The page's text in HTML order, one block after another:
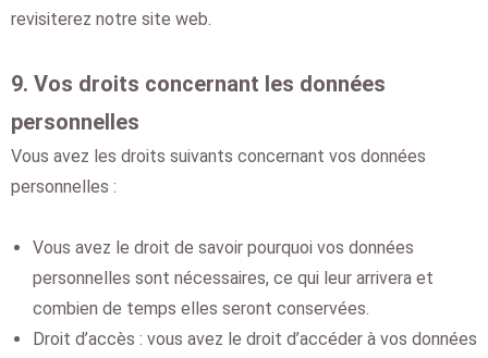
revisiterez notre site web.
9. Vos droits concernant les données
personnelles
Vous avez les droits suivants concernant vos données
personnelles :
Vous avez le droit de savoir pourquoi vos données
personnelles sont nécessaires, ce qui leur arrivera et
combien de temps elles seront conservées.
Droit d’accès : vous avez le droit d’accéder à vos données